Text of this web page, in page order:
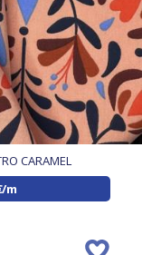
CARAMEL
m